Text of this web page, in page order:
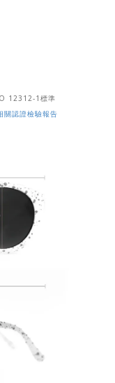
12312-1標準
關認證檢驗報告